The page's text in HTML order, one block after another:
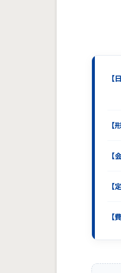
【
【
【
【
【